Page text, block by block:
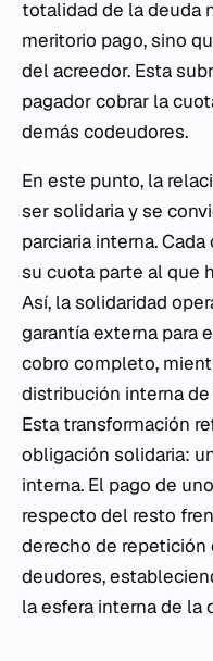
totalidad de la deuda
meritorio pago, sino
del acreedor. Esta
pagador cobrar la
demás codeudores.
En este punto, la
ser solidaria y se
parciaria interna.
su cuota parte al que
Así, la solidaridad
garantía externa para
cobro completo,
distribución interna
Esta transformación
obligación solidaria:
interna. El pago de
respecto del resto
derecho de
deudores,
la esfera interna de la